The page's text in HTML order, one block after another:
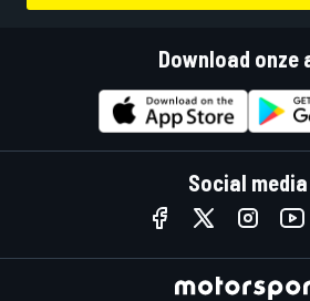
Download onze
Social media